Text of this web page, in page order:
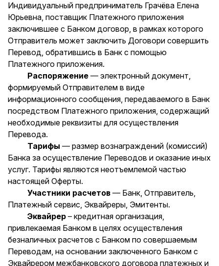
Индивидуальный предприниматель Грачёва Елена
Юрьевна, поставщик Платежного приложения
заключившее с Банком договор, в рамках которого
Отправитель может заключить Договори совершить
Перевод, обратившись в Банк с помощью
Платежного приложения.
Распоряжение — электронный документ,
формируемый Отправителем в виде
информационного сообщения, передаваемого в Банк
посредством Платежного приложения, содержащий
необходимые реквизиты для осуществления
Перевода.
Тарифы — размер вознаграждений (комиссий)
Банка за осуществление Переводов и оказание иных
услуг. Тарифы являются неотъемлемой частью
настоящей Оферты.
Участники расчетов — Банк, Отправитель,
Платежный сервис, Эквайреры, Эмитенты.
Эквайрер – кредитная организация,
привлекаемая Банком в целях осуществления
безналичных расчетов с Банком по совершаемым
Переводам, на основании заключенного Банком с
Эквайрером межбанковского договора платежных и